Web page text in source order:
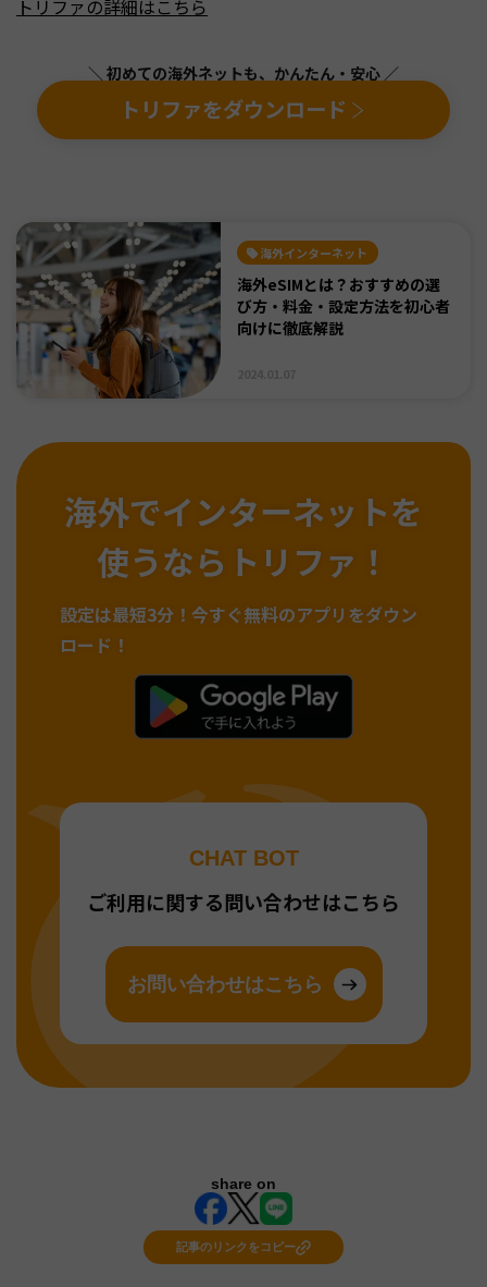
トリファの詳細はこちら
＼ 初めての海外ネットも、かんたん・安心 ／
トリファをダウンロード
海外インターネット
海外eSIMとは？おすすめの選
び方・料金・設定方法を初心者
向けに徹底解説
海外でインターネットを
使うならトリファ！
設定は最短3分！ 今すぐ無料のアプリをダウン
ロード！
CHAT BOT
ご利用に関する問い合わせはこちら
お問い合わせはこちら
share on
記事のリンクをコピー